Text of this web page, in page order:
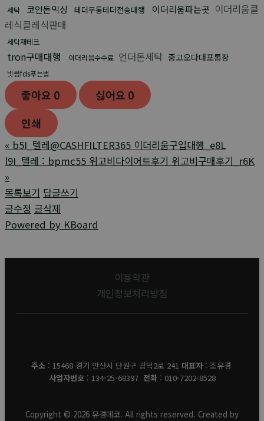
세탁 코인돈믹싱 테더무통테더전송대행 이더리움파는곳 이더리움클
레식클레식판매
세탁재테크
tron구매대행 이더리움수수료 언더돈세탁 중고오다대포통장
빗썸fds푸는법
좋아요 0 싫어요 0
인쇄
« b5I_텔레@CASHFILTER365 이더리움구입대행_e8L
l9I_텔레 : bpmc55 위고비다이어트후기 위고비구매후기_r6K
»
목록보기 답글쓰기
글수정 글삭제
Powered by KBoard
이용약관
개인정보처리방침
주소 : 15468 경기 안산시 단원구 광덕2로 241 대표자: 조유경
사업자번호: 134-25-68397 전화: 010-7202-8528
Copyright © 2026 유경데코. All rights reserved. Created by